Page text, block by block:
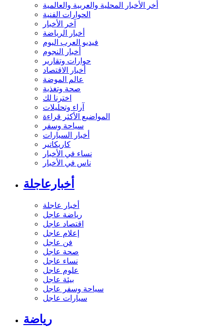
أخر الأخبار المحلية والعربية والعالمية
الحوارات الفنية
آخر الأخبار
أخبار الرياضة
فيديو العرب اليوم
أخبار النجوم
حوارات وتقارير
أخبار الاقتصاد
عالم الموضة
صحة وتغذية
اخترنا لك
آراء وتحليلات
المواضيع الأكثر قراءة
سياحة وسفر
أخبار السيارات
كاريكاتير
نساء في الأخبار
ناس في الأخبار
أخبارعاجلة
أخبار عاجلة
رياضة عاجل
اقتصاد عاجل
إعلام عاجل
فن عاجل
صحة عاجل
نساء عاجل
علوم عاجل
بيئة عاجل
سياحة وسفر عاجل
سيارات عاجل
رياضة